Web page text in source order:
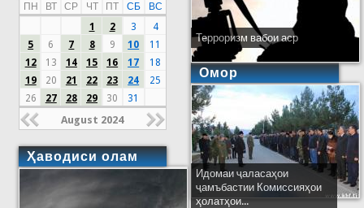
ПН ВТ СР ЧТ ПТ СБ
ВС
1
2 3
4
5
6 7 8 9 10
11
12
13 14 15 16 17
18
19
20 21 22 23 24
25
26
27 28 29 30 31
August 2024
Ҳаводиси олам
Терроризм вабои аср
Омор
Идомаи ҷаласаҳои
ҷамъбастии Комиссияҳои
ҳолатҳои...